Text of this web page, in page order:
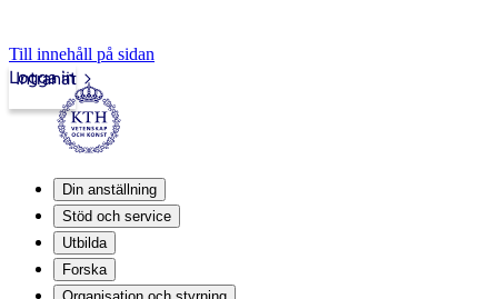
Till innehåll på sidan
Intranät
Logga in
Din anställning
Stöd och service
Utbilda
Forska